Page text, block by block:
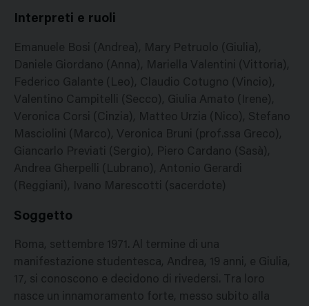
Interpreti e ruoli
Emanuele Bosi (Andrea), Mary Petruolo (Giulia),
Daniele Giordano (Anna), Mariella Valentini (Vittoria),
Federico Galante (Leo), Claudio Cotugno (Vincio),
Valentino Campitelli (Secco), Giulia Amato (Irene),
Veronica Corsi (Cinzia), Matteo Urzia (Nico), Stefano
Masciolini (Marco), Veronica Bruni (prof.ssa Greco),
Giancarlo Previati (Sergio), Piero Cardano (Sasà),
Andrea Gherpelli (Lubrano), Antonio Gerardi
(Reggiani), Ivano Marescotti (sacerdote)
Soggetto
Roma, settembre 1971. Al termine di una
manifestazione studentesca, Andrea, 19 anni, e Giulia,
17, si conoscono e decidono di rivedersi. Tra loro
nasce un innamoramento forte, messo subito alla